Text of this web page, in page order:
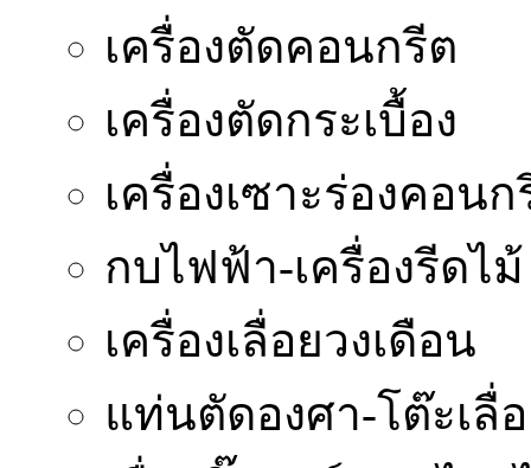
เครื่องตัดคอนกรีต
เครื่องตัดกระเบื้อง
เครื่องเซาะร่องคอนก
กบไฟฟ้า-เครื่องรีดไม้
เครื่องเลื่อยวงเดือน
แท่นตัดองศา-โต๊ะเลื่